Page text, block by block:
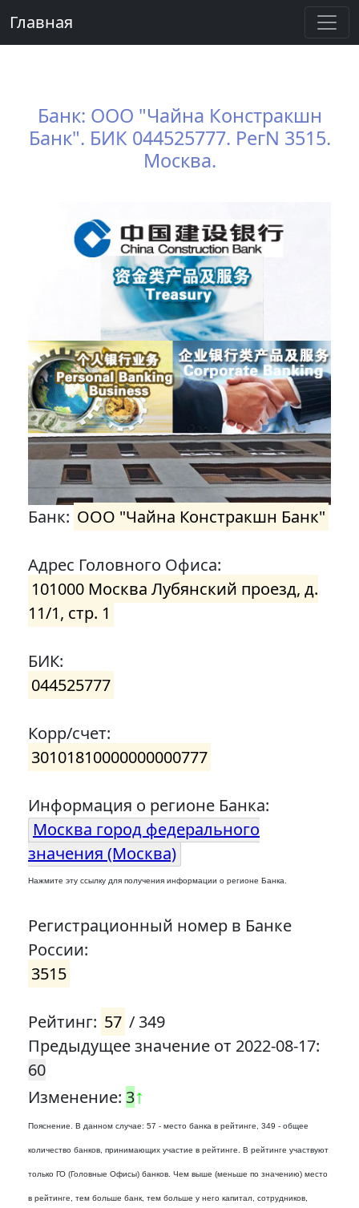
Главная
Банк: ООО "Чайна Констракшн
Банк". БИК 044525777. РегN 3515.
Москва.
Банк: ООО "Чайна Констракшн Банк"
Адрес Головного Офиса:
101000 Москва Лубянский проезд, д.
11/1, стр. 1
БИК:
044525777
Корр/счет:
30101810000000000777
Информация о регионе Банка:
Москва город федерального
значения (Москва)
Нажмите эту ссылку для получения информации о регионе Банка.
Регистрационный номер в Банке
России:
3515
Рейтинг: 57 / 349
Предыдущее значение от 2022-08-17:
60
Изменение: 3↑
Пояснение. В данном случае: 57 - место банка в рейтинге, 349 - общее
количество банков, принимающих участие в рейтинге. В рейтинге участвуют
только ГО (Головные Офисы) банков. Чем выше (меньше по значению) место
в рейтинге, тем больше банк, тем больше у него капитал, сотрудников,